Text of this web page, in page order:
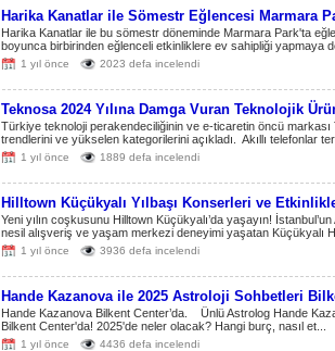
Harika Kanatlar ile Sömestr Eğlencesi Marmara
Harika Kanatlar ile bu sömestr döneminde Marmara Park'ta
boyunca birbirinden eğlenceli etkinliklere ev sahipliği yapmaya
1 yıl önce 2023 defa incelendi
Teknosa 2024 Yılına Damga Vuran Teknolojik
Türkiye teknoloji perakendeciliğinin ve e-ticaretin öncü markası
trendlerini ve yükselen kategorilerini açıkladı. Akıllı telefonlar
1 yıl önce 1889 defa incelendi
Hilltown Küçükyalı Yılbaşı Konserleri ve
Yeni yılın coşkusunu Hilltown Küçükyalı’da yaşayın!
nesil alışveriş ve yaşam merkezi deneyimi yaşatan Küçükyalı
1 yıl önce 3936 defa incelendi
Hande Kazanova ile 2025 Astroloji Sohbetleri
Hande Kazanova Bilkent Center’da. Ünlü Astrolog Hande
Bilkent Center'da! 2025'de neler olacak? Hangi burç, nasıl et...
1 yıl önce 4436 defa incelendi